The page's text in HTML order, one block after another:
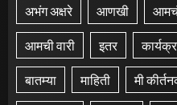
अभंग अक्षरे आणखी आमचं
आमची वारी इतर
बातम्या माहिती मी